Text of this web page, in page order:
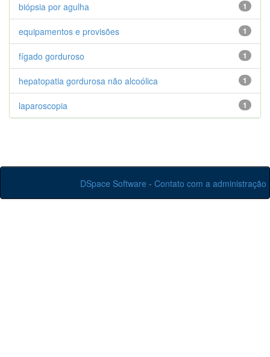
1
biópsia por agulha
1
equipamentos e provisões
1
fígado gorduroso
1
hepatopatia gordurosa não alcoólica
1
laparoscopia
DSpace Software - Contato com a administração